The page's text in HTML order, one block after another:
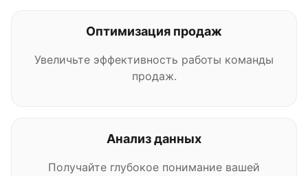
Оптимизация продаж
Увеличьте эффективность работы команды
продаж.
Анализ данных
Получайте глубокое понимание вашей